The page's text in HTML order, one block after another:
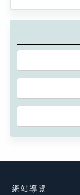
:::
網站導覽